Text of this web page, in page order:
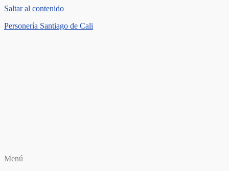
Saltar al contenido
Personería Santiago de Cali
Menú